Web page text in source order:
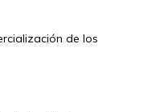
de los